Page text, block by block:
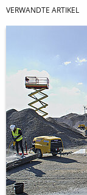
VERWANDTE ARTIKEL